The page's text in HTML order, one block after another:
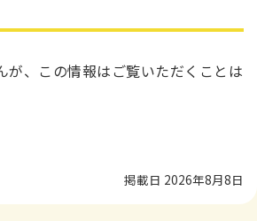
が、この情報はご覧いただくことは
掲載日 2026年8月8日